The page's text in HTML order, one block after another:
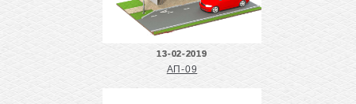
13-02-2019
АП-09